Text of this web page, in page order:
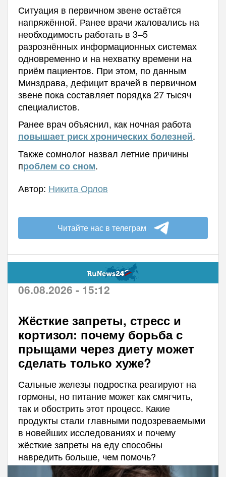
Ситуация в первичном звене остаётся
напряжённой. Ранее врачи жаловались на
необходимость работать в 3–5
разрознённых информационных системах
одновременно и на нехватку времени на
приём пациентов. При этом, по данным
Минздрава, дефицит врачей в первичном
звене пока составляет порядка 27 тысяч
специалистов.
Ранее врач объяснил, как ночная работа
повышает риск хронических болезней.
Также сомнолог назвал летние причины
проблем со сном.
Автор: Никита Орлов
Читайте нас в телеграм
06.08.2026 - 15:12
Жёсткие запреты, стресс и
кортизол: почему борьба с
прыщами через диету может
сделать только хуже?
Сальные железы подростка реагируют на
гормоны, но питание может как смягчить,
так и обострить этот процесс. Какие
продукты стали главными подозреваемыми
в новейших исследованиях и почему
жёсткие запреты на еду способны
навредить больше, чем помочь?